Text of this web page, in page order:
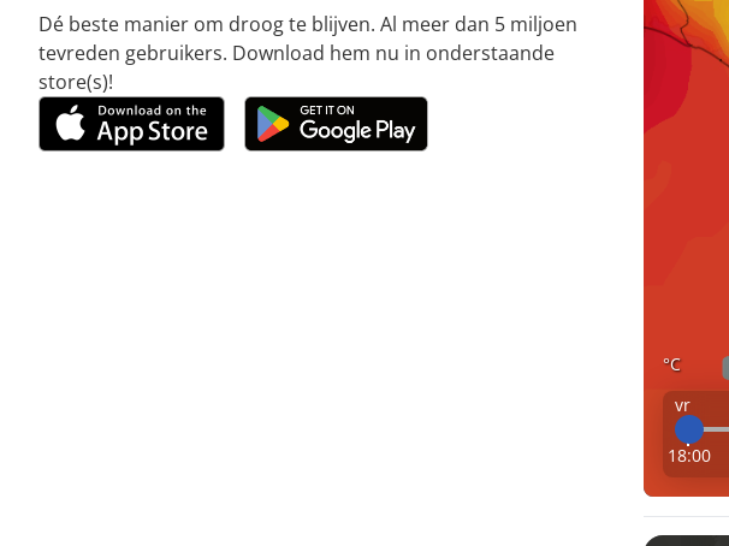
Dé beste manier om droog te blijven. Al meer dan 5 miljoen
tevreden gebruikers. Download hem nu in onderstaande
store(s)!
°C
vr
18:00